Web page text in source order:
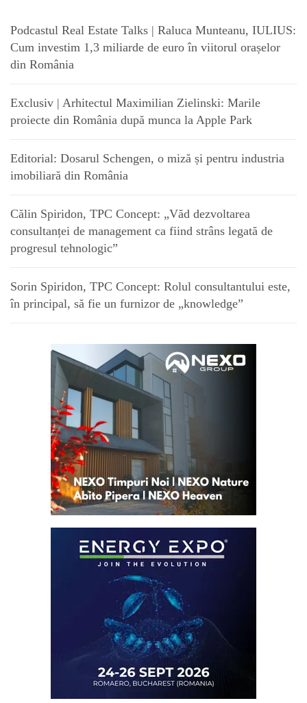
Podcastul Real Estate Talks | Raluca Munteanu, IULIUS:
Cum investim 1,3 miliarde de euro în viitorul orașelor
din România
Exclusiv | Arhitectul Maximilian Zielinski: Marile
proiecte din România după munca la Apple Park
Editorial: Dosarul Schengen, o miză și pentru industria
imobiliară din România
Călin Spiridon, TPC Concept: „Văd dezvoltarea
consultanței de management ca fiind strâns legată de
progresul tehnologic”
Sorin Spiridon, TPC Concept: Rolul consultantului este,
în principal, să fie un furnizor de „knowledge”